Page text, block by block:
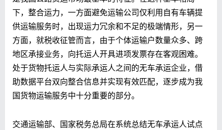
下，整合运力，一方面避免运输公司仅利用自有车辆提
供运输服务时，出现运力冗余和不足的极端情形，另一
方面，就税收征管而言，由于个体运输户数量众多、跨
地区承接业务，向托运人开具进项发票存在客观困难。
处于货物托运人与实际承运人之间的无车承运企业，借
助数据平台双向整合信息并实现有效匹配，逐步成为我
国货物运输服务中十分重要的部分。
交通运输部、国家税务总局在系统总结无车承运人试点